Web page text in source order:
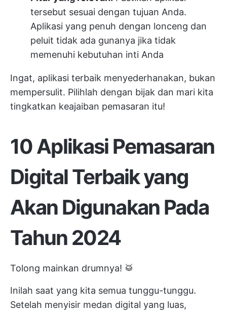
tersebut sesuai dengan tujuan Anda.
Aplikasi yang penuh dengan lonceng dan
peluit tidak ada gunanya jika tidak
memenuhi kebutuhan inti Anda
Ingat, aplikasi terbaik menyederhanakan, bukan
mempersulit. Pilihlah dengan bijak dan mari kita
tingkatkan keajaiban pemasaran itu!
10 Aplikasi Pemasaran
Digital Terbaik yang
Akan Digunakan Pada
Tahun 2024
Tolong mainkan drumnya! 🥁
Inilah saat yang kita semua tunggu-tunggu.
Setelah menyisir medan digital yang luas,